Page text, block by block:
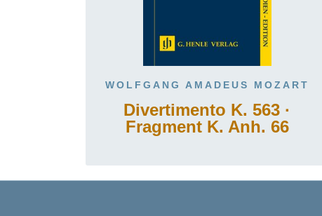
WOLFGANG AMADEUS MOZART
Divertimento K. 563 ·
Fragment K. Anh. 66